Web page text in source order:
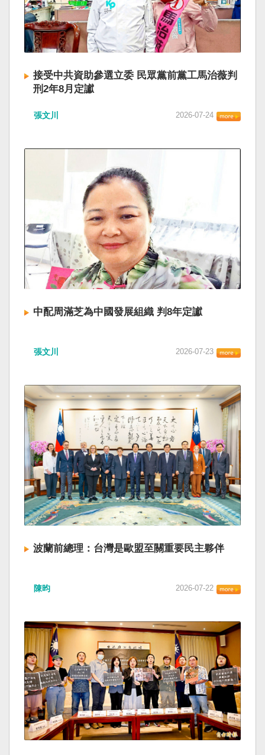
接受中共資助參選立委 民眾黨前黨工馬治薇判
刑2年8月定讞
張文川 2026-07-24
中配周滿芝為中國發展組織 判8年定讞
張文川 2026-07-23
波蘭前總理：台灣是歐盟至關重要民主夥伴
陳昀 2026-07-22